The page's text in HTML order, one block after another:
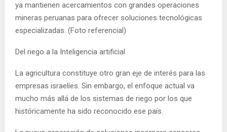
ya mantienen acercamientos con grandes operaciones
mineras peruanas para ofrecer soluciones tecnológicas
especializadas. (Foto referencial)
Del riego a la Inteligencia artificial
La agricultura constituye otro gran eje de interés para las
empresas israelíes. Sin embargo, el enfoque actual va
mucho más allá de los sistemas de riego por los que
históricamente ha sido reconocido ese país.